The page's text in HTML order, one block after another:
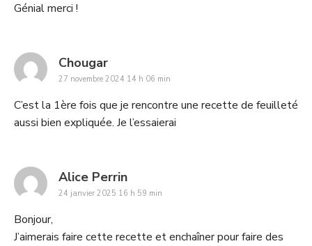
Génial merci !
Chougarsays:
27 novembre 2024 14 h 06 min
C’est la 1ère fois que je rencontre une recette de feuilleté
aussi bien expliquée. Je l’essaierai
Alice Perrinsays:
24 janvier 2025 16 h 59 min
Bonjour,
J’aimerais faire cette recette et enchaîner pour faire des